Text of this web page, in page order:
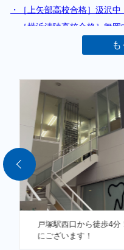
・［上矢部高校合格］汲沢
・［横浜清陵高校合格］舞岡
・［藤沢清流高校合格］南戸
★高校生／2023年度大学合
・［明治学院大学合格］［
・［日本女子大学合格］［
・［日本大学合格］［指定
・［神奈川大学合格］［総
へ！
・［神奈川大学他合格］［
鞋でも！
・［杏林大学他合格］［一
戸塚駅西口から徒歩4
にございます！